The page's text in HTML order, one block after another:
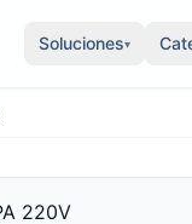
Soluciones▾